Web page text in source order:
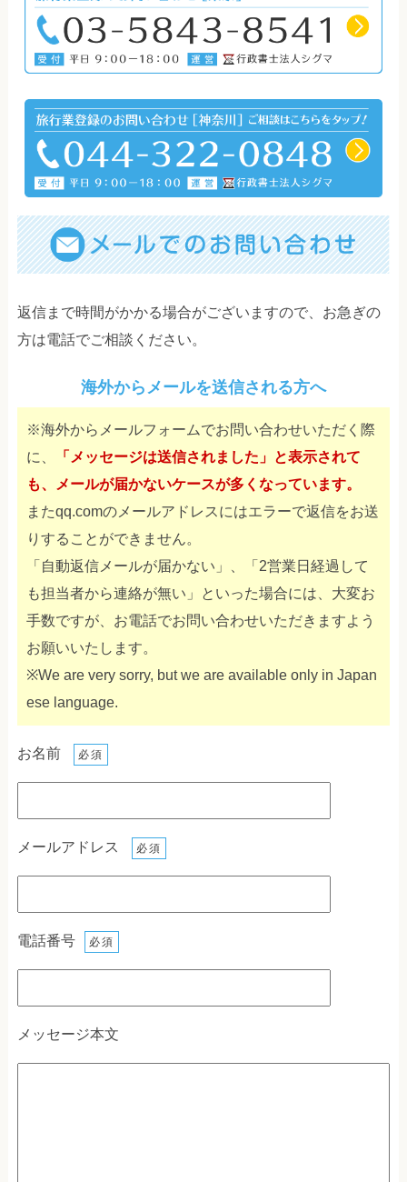
返信まで時間がかかる場合がございますので、お急ぎの
方は電話でご相談ください。
海外からメールを送信される方へ
※海外からメールフォームでお問い合わせいただく際
に、
「メッセージは送信されました」と表示されて
も、メールが届かないケースが多くなっています。
またqq.comのメールアドレスにはエラーで返信をお送
りすることができません。
「自動返信メールが届かない」、「2営業日経過して
も担当者から連絡が無い」といった場合には、大変お
手数ですが、お電話でお問い合わせいただきますよう
お願いいたします。
※We are very sorry, but we are available only in Japan
ese language.
お名前 必須
メールアドレス 必須
電話番号 必須
メッセージ本文